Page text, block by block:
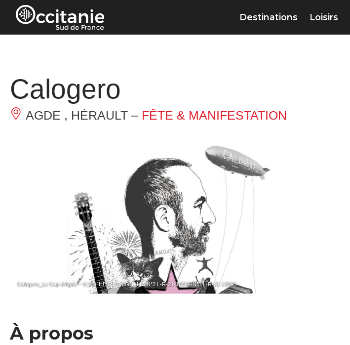
Panneau de gestion des cookies
Destinations Loisirs
Calogero
AGDE , HÉRAULT – FÊTE & MANIFESTATION
Calogero_Le Cap d’Agde – © ©DHUYS DESIGN -LIC N°2 L-R-21-13696-N°3 L-R-21-13695
À propos